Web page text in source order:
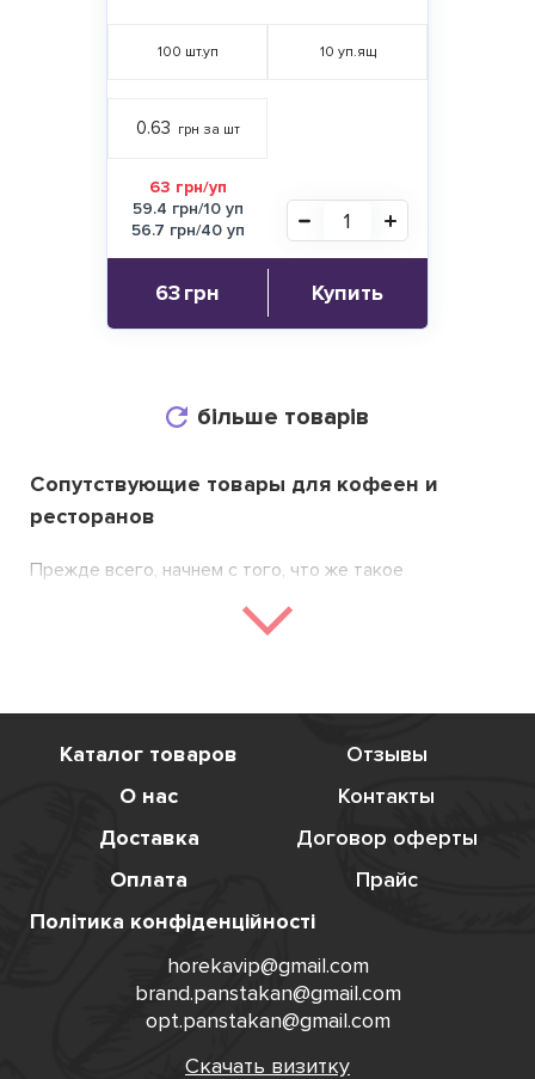
100 шт.уп 10 уп.ящ
0.63 грн за шт
63 грн/уп
59.4 грн/10 уп
56.7 грн/40 уп
63грн Купить
більше товарів
Сопутствующие товары для кофеен и
ресторанов
Прежде всего, начнем с того, что же такое
категория товаров - это продукция, которая, в
не то без чего нельзя обойтись в любой кофейне,
этими предметами является не оспоримым. Такие
товары - это, обычно, одни из самых нужных в
никто обычно не замечает, но когда их не хватает, то
комфорт жизни начинает падать. И тогда люди
начинают придумывать какую-либо замену тем вещам.
Но зачем себе усложнять жизнь, если можно просто
купить сопутствующие товары оптом недорого в
Киеве в магазине PanStakan. В нашу категорию
о Вашем клиенте. А это одно из важных
Каталог товаров
Отзывы
О нас
Контакты
Доставка
Договор оферты
Оплата
Прайс
Політика конфіденційності
horekavip@gmail.com
brand.panstakan@gmail.com
opt.panstakan@gmail.com
Скачать визитку